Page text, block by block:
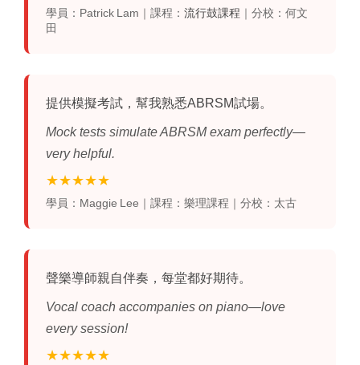
學員：Patrick Lam｜課程： 流行鼓課程 ｜分校：何文
田
提供模擬考試，幫我熟悉ABRSM試場。
Mock tests simulate ABRSM exam perfectly—
very helpful.
★★★★★
學員：Maggie Lee｜課程：樂理課程｜分校：太古
聲樂導師親自伴奏，每堂都好期待。
Vocal coach accompanies on piano—love
every session!
★★★★★